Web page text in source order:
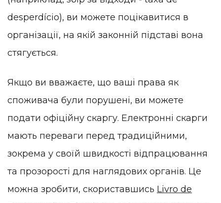
desperdício), ви можете поцікавитися в
організації, на якій законній підставі вона
стягується.
Якщо ви вважаєте, що ваші права як
споживача були порушені, ви можете
подати офіційну скаргу. Електронні скарги
мають переваги перед традиційними,
зокрема у своїй швидкості відпрацювання
та прозорості для наглядових органів. Це
можна зробити, скориставшись Livro de